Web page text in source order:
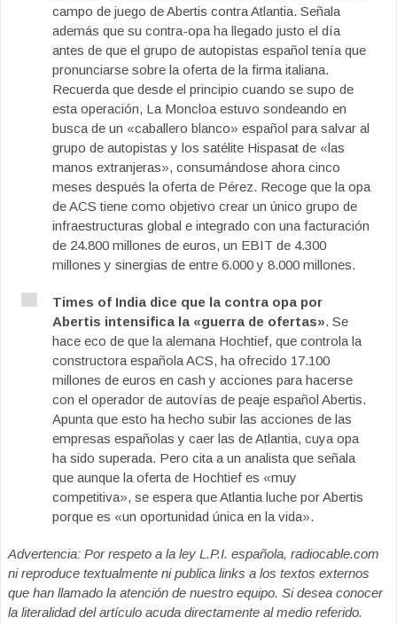
campo de juego de Abertis contra Atlantia. Señala
además que su contra-opa ha llegado justo el día
antes de que el grupo de autopistas español tenía que
pronunciarse sobre la oferta de la firma italiana.
Recuerda que desde el principio cuando se supo de
esta operación, La Moncloa estuvo sondeando en
busca de un «caballero blanco» español para salvar al
grupo de autopistas y los satélite Hispasat de «las
manos extranjeras», consumándose ahora cinco
meses después la oferta de Pérez. Recoge que la opa
de ACS tiene como objetivo crear un único grupo de
infraestructuras global e integrado con una facturación
de 24.800 millones de euros, un EBIT de 4.300
millones y sinergias de entre 6.000 y 8.000 millones.
Times of India dice que la contra opa por
Abertis intensifica la «guerra de ofertas». Se
hace eco de que la alemana Hochtief, que controla la
constructora española ACS, ha ofrecido 17.100
millones de euros en cash y acciones para hacerse
con el operador de autovías de peaje español Abertis.
Apunta que esto ha hecho subir las acciones de las
empresas españolas y caer las de Atlantia, cuya opa
ha sido superada. Pero cita a un analista que señala
que aunque la oferta de Hochtief es «muy
competitiva», se espera que Atlantia luche por Abertis
porque es «un oportunidad única en la vida».
Advertencia: Por respeto a la ley L.P.I. española, radiocable.com
ni reproduce textualmente ni publica links a los textos externos
que han llamado la atención de nuestro equipo. Si desea conocer
la literalidad del artículo acuda directamente al medio referido.